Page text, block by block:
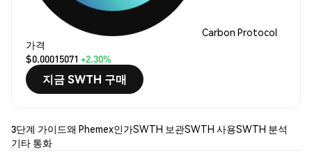
Carbon Protocol
가격
$0.00015071 +2.30%
지금 SWTH 구매
3단계 가이드왜 Phemex인가SWTH 보관SWTH 사용SWTH 분석
기타 통화